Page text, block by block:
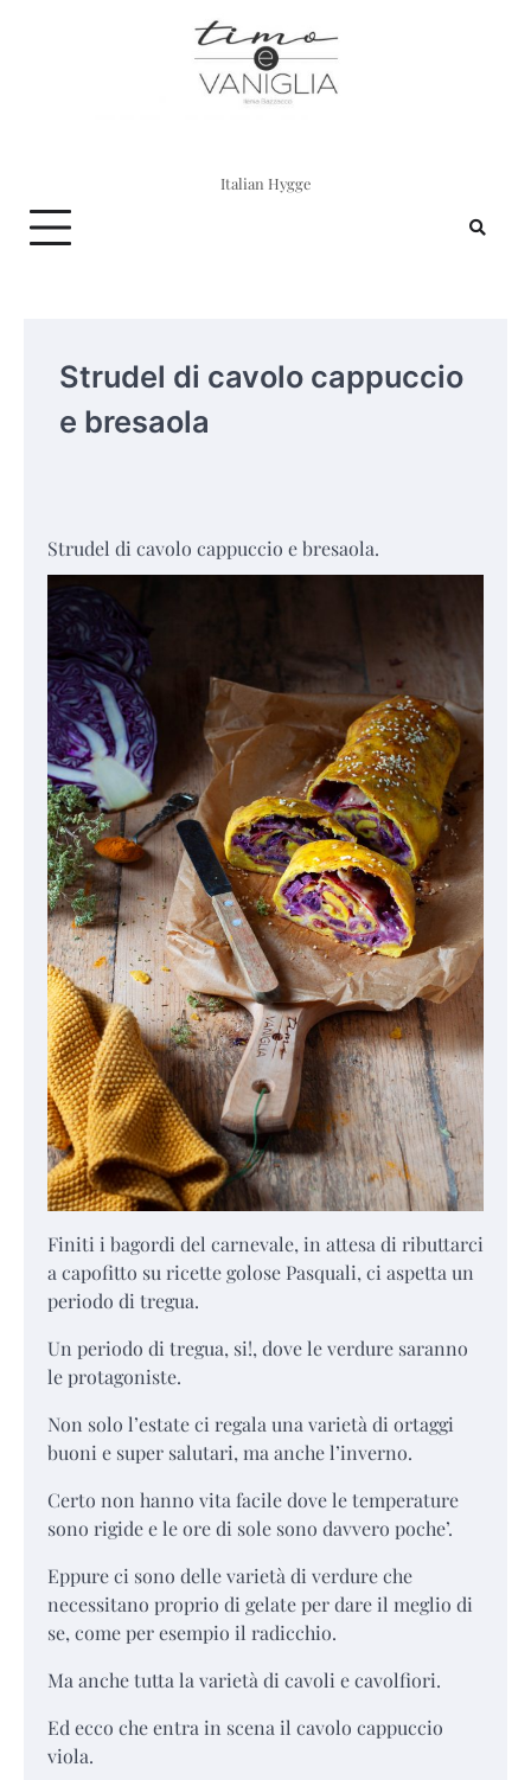
Italian Hygge
Strudel di cavolo cappuccio
e bresaola
Strudel di cavolo cappuccio e bresaola.
Finiti i bagordi del carnevale, in attesa di ributtarci
a capofitto su ricette golose Pasquali, ci aspetta un
periodo di tregua.
Un periodo di tregua, si!, dove le verdure saranno
le protagoniste.
Non solo l’estate ci regala una varietà di ortaggi
buoni e super salutari, ma anche l’inverno.
Certo non hanno vita facile dove le temperature
sono rigide e le ore di sole sono davvero poche’.
Eppure ci sono delle varietà di verdure che
necessitano proprio di gelate per dare il meglio di
se, come per esempio il radicchio.
Ma anche tutta la varietà di cavoli e cavolfiori.
Ed ecco che entra in scena il cavolo cappuccio
viola.